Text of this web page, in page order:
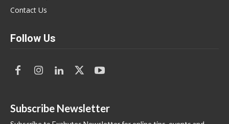
Contact Us
Follow Us
Subscribe Newsletter